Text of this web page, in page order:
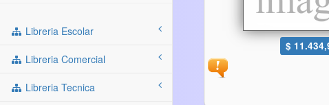
Libreria Escolar
Libreria Comercial
Libreria Tecnica
$